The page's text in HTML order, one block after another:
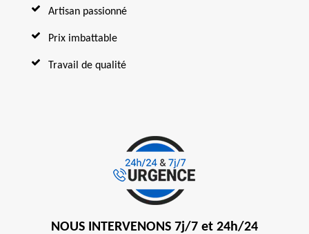
Artisan passionné
Prix imbattable
Travail de qualité
NOUS INTERVENONS 7j/7 et 24h/24